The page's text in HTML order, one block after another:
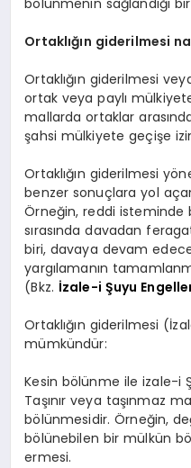
bölünmenin sağlandığı
Ortaklığın giderilmesi
Ortaklığın giderilmesi
ortak veya paylı
mallarda ortaklar
şahsi mülkiyete geçişe
Ortaklığın giderilmesi
benzer sonuçlara yol
Örneğin, reddi isteminde
sırasında davadan
biri, davaya devam
yargılamanın
(Bkz. İzale-i Şuyu
Ortaklığın giderilmesi
mümkündür:
Kesin bölünme ile izale-i
Taşınır veya taşınmaz
bölünmesidir. Örneğin,
bölünebilen bir mülkün
ermesi.